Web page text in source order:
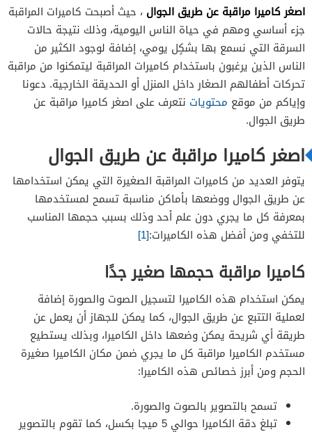
كاميرا مراقبة حجمها صغير جدًا
كاميرا مراقبة صغيرة تستخدم عن طريق الواي فاي
كاميرا مراقبة على هيئة مسمار
كاميرا مراقبة بشكل برواز
كاميرا مراقبة داخل علبة العطر
كاميرا مراقبة داخل زجاجة ماء
اصغر كاميرا مراقبة عن طريق الجوال ، حيث أصبحت كاميرات المراقبة
جزء أساسي ومهم في حياة الناس اليومية، وذلك نتيجة حالات
السرقة التي نسمع بها بشكٍل يومي، إضافة لوجود الكثير من
الناس الذين يرغبون باستخدام كاميرات المراقبة ليتمكنوا من مراقبة
تحركات أطفالهم الصغار داخل المنزل أو الحديقة الخارجية. دعونا
وإياكم من موقع محتويات نتعرف على اصغر كاميرا مراقبة عن
طريق الجوال.
اصغر كاميرا مراقبة عن طريق الجوال
يتوفر العديد من كاميرات المراقبة الصغيرة التي يمكن استخدامها
عن طريق الجوال ووضعها بأماكن مناسبة تسمح لمستخدمها
بمعرفة كل ما يجري دون علم أحد وذلك بسبب حجمها المناسب
للتخفي ومن أفضل هذه الكاميرات:[1]
كاميرا مراقبة حجمها صغير جدًا
يمكن استخدام هذه الكاميرا لتسجيل الصوت والصورة إضافة
لعملية التتبع عن طريق الجوال، كما يمكن للجهاز أن يعمل عن
طريقة أي شريحة يمكن وضعها داخل الكاميرا، وبذلك يستطيع
مستخدم الكاميرا مراقبة كل ما يجري ضمن مكان الكاميرا صغيرة
الحجم ومن أبرز خصائص هذه الكاميرا:
تسمح بالتصوير بالصوت والصورة.
تبلغ دقة الكاميرا حوالي 5 ميجا بكسل، كما تقوم بالتصوير